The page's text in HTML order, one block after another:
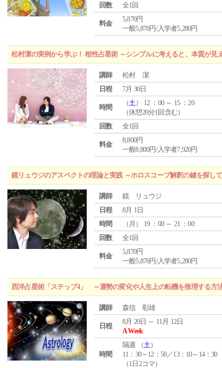
回数
全1回
料金
5,870円
一般5,870円/入学者5,280円
松村潔の実例から学ぶ！ 相性占星術 ～シンプルに考えると、本質が見
講師
松村 潔
日程
7月 30日
時間
（土） 12 ：00 ～ 15 ：20
（休憩20分1回含む）
回数
全1回
料金
8,800円
一般8,800円/入学者7,920円
鏡リュウジのアスペクトの理論と実践 ～ホロスコープ解釈の鍵を探し
講師
鏡 リュウジ
日程
8月 1日
時間
（ 月 ） 19 ：00 ～ 21 ：00
回数
全1回
料金
5,870円
一般5,870円/入学者5,280円
西洋占星術「ステップ4」 ～運勢の変化や人生上の転機を推理する方
講師 森信 彰雄
日程
8月 20日 ～ 11月 12日
A Week
時間
隔週 （土）
11：30～12：50／13：10～14：30
（1日2コマ）